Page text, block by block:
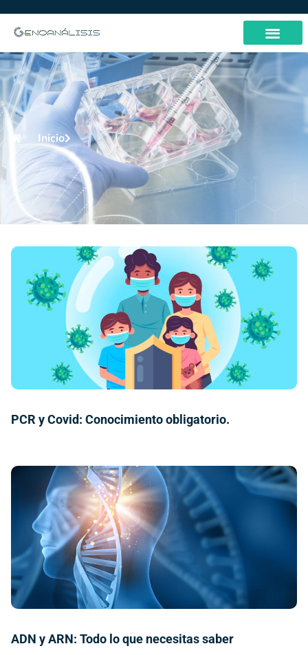
Inicio
PCR y Covid: Conocimiento obligatorio.
ADN y ARN: Todo lo que necesitas saber